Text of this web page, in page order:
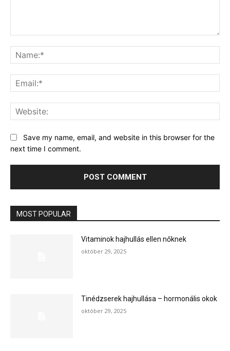
Save my name, email, and website in this browser for the
next time I comment.
MOST POPULAR
Vitaminok hajhullás ellen nőknek
október 29, 2025
Tinédzserek hajhullása – hormonális okok
október 29, 2025